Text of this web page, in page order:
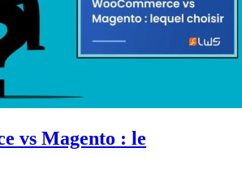
vs Magento : le